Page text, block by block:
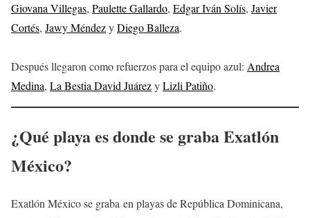
Giovana Villegas, Paulette Gallardo, Edgar Iván Solís, Javier
Cortés, Jawy MéndezyDiego Balleza.
Después llegaron como refuerzos para el equipo azul: Andrea
Medina, La Bestia David JuárezyLizli Patiño.
¿Qué playa es donde se graba Exatlón
México?
Exatlón México se graba en playas de República Dominicana,